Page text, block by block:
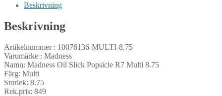
Beskrivning
Beskrivning
Artikelnummer : 10076136-MULTI-8.75
Varumärke : Madness
Namn: Madness Oil Slick Popsicle R7 Multi 8.75
Färg: Multi
Storlek: 8.75
Rek.pris: 849